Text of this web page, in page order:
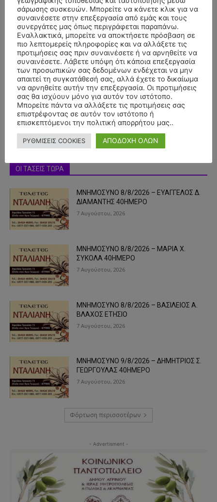
- Advertisment -
ΟΙ ΤΑΣΕΙΣ ΤΩΡΑ
ΜΝΗΜΟΣΥΝΟ 8/8/2026 – ΕΥΑΓΓΕΛΟΣ Δ.
ΔΙΑΜΑΝΤΗΣ 40ΗΜΕΡΟ
7 Αυγούστου, 2026
ΜΝΗΜΟΣΥΝΟ 8/8/2026 – ΜΑΡΙΑ Χ.
ΣΥΚΟΛΑ 40ΗΜΕΡΟ
7 Αυγούστου, 2026
ΜΝΗΜΟΣΥΝΟ 8/8/2026 – ΒΑΣΙΛΕΙΟΣ Α.
ΒΛΑΧΟΣ ΕΤΗΣΙΟ
7 Αυγούστου, 2026
ΜΝΗΜΟΣΥΝΟ 9/8/2026 – ΔΗΜΗΤΡΙΟΣ Σ.
ΓΕΩΡΓΟΥΛΑΣ 40ΗΜΕΡΟ
7 Αυγούστου, 2026
Φόρτωση περισσοτέρων
- Advertisment -
σάρωσης συσκευών. Μπορείτε να κάνετε κλικ για να
συναινέσετε στην επεξεργασία από εμάς και τους
συνεργάτες μας όπως περιγράφεται παραπάνω.
Εναλλακτικά, μπορείτε να αποκτήσετε πρόσβαση σε
πιο λεπτομερείς πληροφορίες και να αλλάξετε τις
προτιμήσεις σας πριν συναινέσετε ή να αρνηθείτε να
συναινέσετε. Λάβετε υπόψη ότι κάποια επεξεργασία
των προσωπικών σας δεδομένων ενδέχεται να μην
απαιτεί τη συγκατάθεσή σας, αλλά έχετε το δικαίωμα
να αρνηθείτε αυτήν την επεξεργασία. Οι προτιμήσεις
σας θα ισχύουν μόνο για αυτόν τον ιστότοπο.
Μπορείτε πάντα να αλλάξετε τις προτιμήσεις σας
επιστρέφοντας σε αυτόν τον ιστότοπο ή
επισκεπτόμενοι την πολιτική απορρήτου μας..
ΡΥΘΜΙΣΕΙΣ COOKIES ΑΠΟΔΟΧΗ ΟΛΩΝ